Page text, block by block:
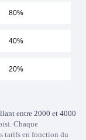
80%
40%
20%
entre 2000 et 4000
Chaque
tarifs en fonction du